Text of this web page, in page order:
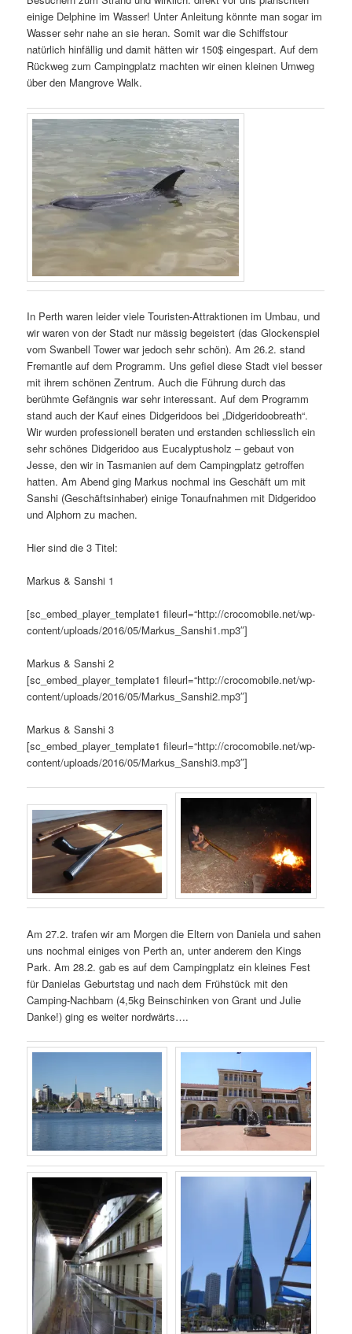
einige Delphine im Wasser! Unter Anleitung könnte man sogar im
Wasser sehr nahe an sie heran. Somit war die Schiffstour
natürlich hinfällig und damit hätten wir 150$ eingespart. Auf dem
Rückweg zum Campingplatz machten wir einen kleinen Umweg
über den Mangrove Walk.
In Perth waren leider viele Touristen-Attraktionen im Umbau, und
wir waren von der Stadt nur mässig begeistert (das Glockenspiel
vom Swanbell Tower war jedoch sehr schön). Am 26.2. stand
Fremantle auf dem Programm. Uns gefiel diese Stadt viel besser
mit ihrem schönen Zentrum. Auch die Führung durch das
berühmte Gefängnis war sehr interessant. Auf dem Programm
stand auch der Kauf eines Didgeridoos bei „Didgeridoobreath“.
Wir wurden professionell beraten und erstanden schliesslich ein
sehr schönes Didgeridoo aus Eucalyptusholz – gebaut von
Jesse, den wir in Tasmanien auf dem Campingplatz getroffen
hatten. Am Abend ging Markus nochmal ins Geschäft um mit
Sanshi (Geschäftsinhaber) einige Tonaufnahmen mit Didgeridoo
und Alphorn zu machen.
Hier sind die 3 Titel:
Markus & Sanshi 1
[sc_embed_player_template1 fileurl=“http://crocomobile.net/wp-
content/uploads/2016/05/Markus_Sanshi1.mp3″]
Markus & Sanshi 2
[sc_embed_player_template1 fileurl=“http://crocomobile.net/wp-
content/uploads/2016/05/Markus_Sanshi2.mp3″]
Markus & Sanshi 3
[sc_embed_player_template1 fileurl=“http://crocomobile.net/wp-
content/uploads/2016/05/Markus_Sanshi3.mp3″]
Am 27.2. trafen wir am Morgen die Eltern von Daniela und sahen
uns nochmal einiges von Perth an, unter anderem den Kings
Park. Am 28.2. gab es auf dem Campingplatz ein kleines Fest
für Danielas Geburtstag und nach dem Frühstück mit den
Camping-Nachbarn (4,5kg Beinschinken von Grant und Julie
Danke!) ging es weiter nordwärts….